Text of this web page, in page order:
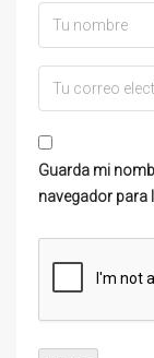
Guarda mi
navegador para